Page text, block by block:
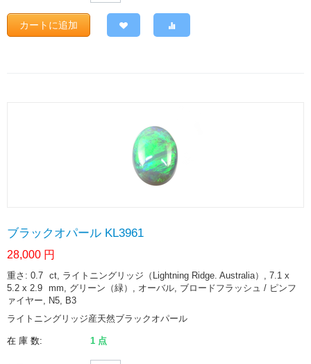
カートに追加
ブラックオパール KL3961
28,000 円
重さ: 0.7 ct, ライトニングリッジ（Lightning Ridge. Australia）, 7.1 x
5.2 x 2.9 mm, グリーン（緑）, オーバル, ブロードフラッシュ / ピンフ
ァイヤー, N5, B3
ライトニングリッジ産天然ブラックオパール
在 庫 数: 1 点